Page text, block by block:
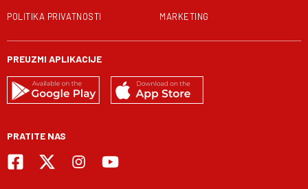
POLITIKA PRIVATNOSTI MARKETING
PREUZMI APLIKACIJE
PRATITE NAS